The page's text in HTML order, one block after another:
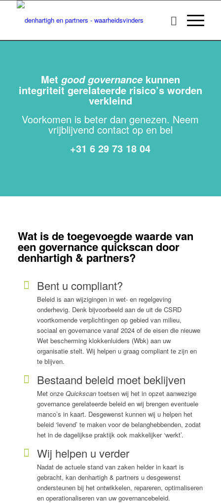
Met good governancekunnen
integriteit gerelateerde risico’s worden
verkleind
Voorkomen is beter dan genezen. Neem
vrijblijvend contact op en bel
+31 6 29 73 18 04
Wat is de toegevoegde waarde van
een governance quickscan door
denhartigh & partners?
Bent u compliant?
Beleid is aan wijzigingen in wet- en regelgeving
onderhevig. Denk bijvoorbeeld aan de uit de CSRD
voortkomende verplichtingen op gebied van milieu,
sociaal en governance vanaf 2024 of de eisen die nieuwe
Wet bescherming klokkenluiders (Wbk) aan uw
organisatie stelt. Wij helpen u graag compliant te zijn en
te blijven.
Bestaand beleid moet beklijven
Met onzeQuickscan toetsen wij het in opzet aanwezige
governance gerelateerde beleid en wij brengen eventuele
manco’s in kaart. Desgewenst kunnen wij u helpen het
beleid ‘levend’ te maken voor de belanghebbenden, zodat
het in de dagelijkse praktijk ook makkelijker ‘werkt’.
Wij helpen u verder
Nadat de actuele stand van zaken helder in kaart is
gebracht, kan denhartigh & partners u desgewenst
ondersteunen bij het ontwikkelen, repareren, optimaliseren
en operationaliseren van uw governancebeleid.